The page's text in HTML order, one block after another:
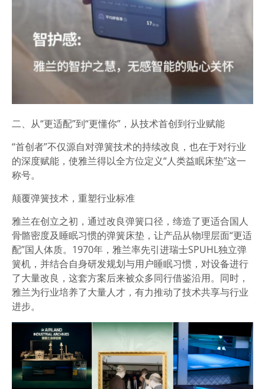
二、 从“更适配”到“更懂你”， 从技术首创到行业赋能
“首创者”不仅源自对弹簧技术的持续改良，也在于对行业
的深度赋能 ，使雅兰得以全方位定义“人类益眠床垫”这一
称号。
颠覆弹簧技术，重塑行业标准
雅兰在创立之初，通过改良弹簧口径，缔造了更适合国人
骨骼密度及睡眠习惯的弹簧床垫，让产品从物理层面“更适
配”国人体质。1970年，雅兰率先引进瑞士SPUHL独立弹
簧机，并结合自身研发规划与用户睡眠习惯，对设备进行
了大量改良，这套方案后来被众多同行借鉴沿用。同时，
雅兰为行业培养了大量人才，有力推动了技术共享与行业
进步。